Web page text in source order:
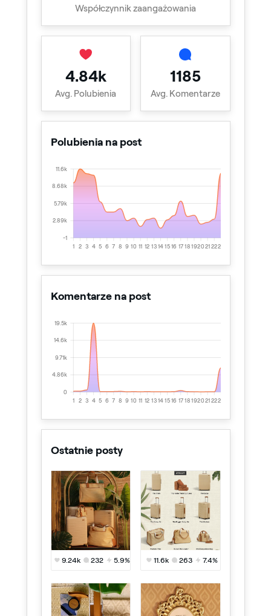
Współczynnik zaangażowania
4.84k
Avg. Polubienia
1185
Avg. Komentarze
Polubienia na post
1 2 3 4 5 6 7 8 9 10 11 12 1314 15 16 17 18192021 2223
-1
2.89k
5.79k
8.68k
11.6k
Komentarze na post
1 2 3 4 5 6 7 8 9 10 11 12 1314 15 16 17 18192021 2223
0
4.86k
9.71k
14.6k
19.5k
Ostatnie posty
9.24k 232 5.9% 11.6k 263 7.4%